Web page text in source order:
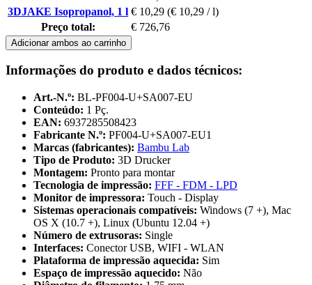
3DJAKE Isopropanol, 1 l € 10,29 (€ 10,29 / l)
Preço total:
€ 726,76
Adicionar ambos ao carrinho
Informações do produto e dados técnicos:
Art.-N.º: BL-PF004-U+SA007-EU
Conteúdo: 1 Pç.
EAN: 6937285508423
Fabricante N.º: PF004-U+SA007-EU1
Marcas (fabricantes): Bambu Lab
Tipo de Produto: 3D Drucker
Montagem: Pronto para montar
Tecnologia de impressão: FFF - FDM - LPD
Monitor de impressora: Touch - Display
Sistemas operacionais compatíveis: Windows (7 +), Mac
OS X (10.7 +), Linux (Ubuntu 12.04 +)
Número de extrusoras: Single
Interfaces: Conector USB, WIFI - WLAN
Plataforma de impressão aquecida: Sim
Espaço de impressão aquecido: Não